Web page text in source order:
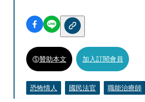
贊助本文 加入訂閱會員
恐怖情人 國民法官 職能治療師